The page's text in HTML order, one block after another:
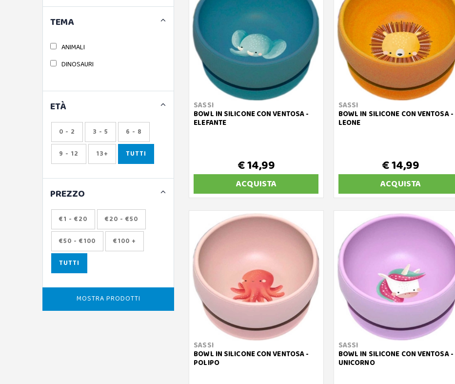
SASSI
BOWL IN SILICONE CON VENTOSA -
ELEFANTE
€ 14,99
ACQUISTA
SASSI
BOWL IN SILICONE CON VENTOSA -
LEONE
€ 14,99
ACQUISTA
SASSI
BOWL IN SILICONE CON VENTOSA -
POLIPO
SASSI
BOWL IN SILICONE CON VENTOSA -
UNICORNO
TEMA
ANIMALI
DINOSAURI
ETÀ
0 - 2 3 - 5 6 - 8
9 - 12 13+ TUTTI
PREZZO
€1 - €20 €20 - €50
€50 - €100 €100 +
TUTTI
MOSTRA PRODOTTI